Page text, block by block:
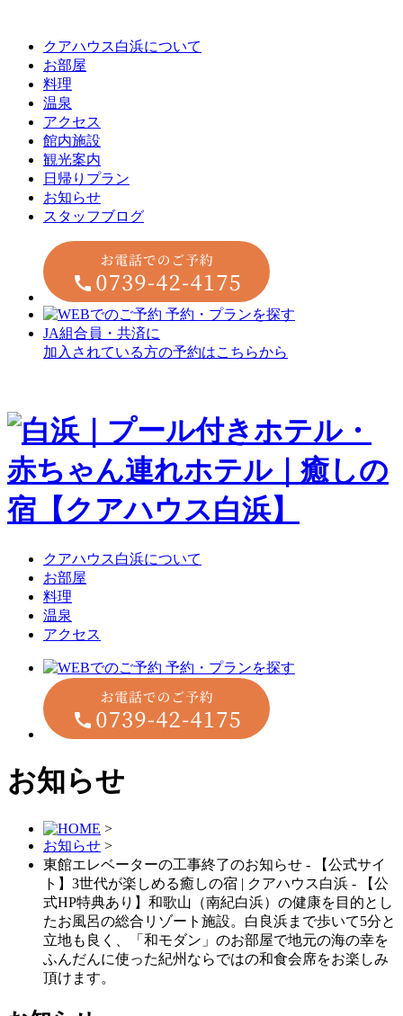
クアハウス白浜について
お部屋
料理
温泉
アクセス
館内施設
観光案内
⽇帰りプラン
お知らせ
スタッフブログ
JA組合員・共済に
加入されている方の予約はこちらから
クアハウス白浜について
お部屋
料理
温泉
アクセス
お知らせ
>
お知らせ >
東館エレベーターの工事終了のお知らせ - 【公式サイ
ト】3世代が楽しめる癒しの宿 | クアハウス白浜 - 【公
式HP特典あり】和歌山（南紀白浜）の健康を⽬的とし
たお⾵呂の総合リゾート施設。白良浜まで歩いて5分と
立地も良く、「和モダン」のお部屋で地元の海の幸を
ふんだんに使った紀州ならではの和⾷会席をお楽しみ
頂けます。